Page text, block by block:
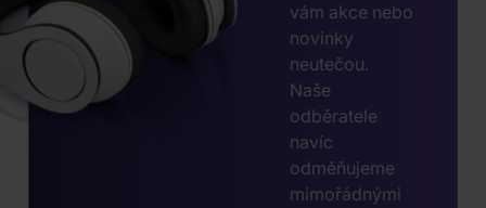
vám akce nebo
novinky
neutečou.
Naše
odběratele
navíc
odměňujeme
mimořádnými